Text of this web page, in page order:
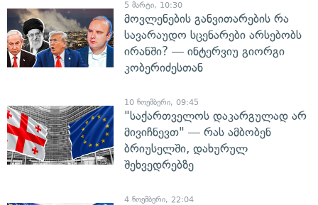
5 მარტი, 10:30
მოვლენების განვითარების რა
სავარაუდო სცენარები არსებობს
ირანში? — ინტერვიუ გიორგი
კობერიძესთან
10 ნოემბერი, 09:45
"საქართველოს დაკარგულად არ
მივიჩნევთ" — რას ამბობენ
ბრიუსელში, დახურულ
შეხვედრებზე
4 ნოემბერი, 22:04